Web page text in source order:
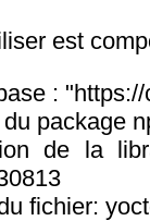
est
:
package
de la
fichier: